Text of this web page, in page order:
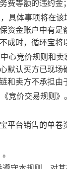
费等额的违约
具体事项将在
资金账户中有
成时，循环宝将
心竞价规则和
默认买方已现
和卖方不承担由
竞价交易规则》
平台销售的单卷